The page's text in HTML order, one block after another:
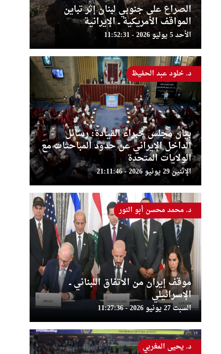
الصراع على جنوبي لبنان إثر تباين
المواقف الأمريكية ــ الإيرانية
الأحد 5 يوليو 2026 - 11:52:31
بيان مجلس خبراء القيادة: رسائل
الداخل الإيراني عن حدود المباحثات مع
الولايات المتحدة
الإثنين 29 يونيو 2026 - 21:11:46
د. خلود عبد الحفيظ
موقف إيران من الاتفاق اللبناني ــ
الإسرائيلي
السبت 27 يونيو 2026 - 11:27:36
د. محمد محسن أبو النور
د. يحيى المغربي